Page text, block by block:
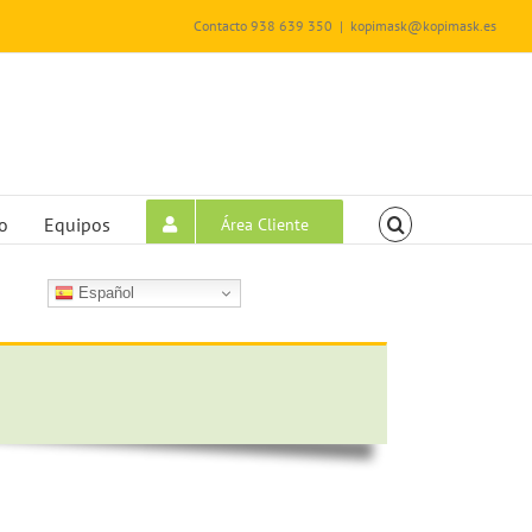
Contacto 938 639 350 | kopimask@kopimask.es
Equipos Área Cliente
Español